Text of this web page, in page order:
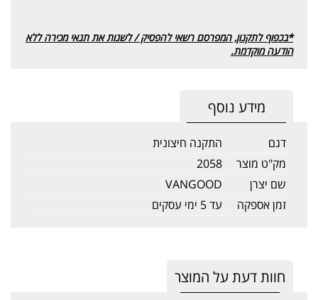
*בכפוף לתקנון, המפרסם רשאי להפסיק / לשנות את תנאי מכירה ללא
הודעה מוקדמת.
מידע נוסף
דגם
התקנה חיצונית
מק"ט מוצר
2058
שם יצרן
VANGOOD
זמן אספקה
עד 5 ימי עסקים
חוות דעת על המוצר